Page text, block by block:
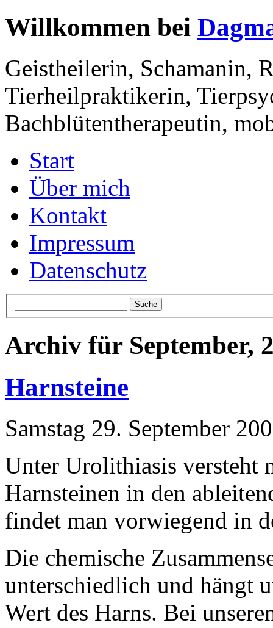
Willkommen bei
Geistheilerin, Schamanin,
Tierheilpraktikerin,
Bachblütentherapeutin,
Start
Über mich
Kontakt
Impressum
Datenschutz
Archiv für September,
Harnsteine
Samstag 29. September
Unter Urolithiasis versteht
Harnsteinen in den
findet man vorwiegend in
Die chemische
unterschiedlich und hängt
Wert des Harns. Bei